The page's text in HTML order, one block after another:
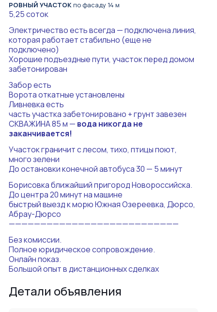
РОВНЫЙ УЧАСТОК по фасаду 14 м
5,25 соток
Электричество есть всегда — подключена линия,
которая работает стабильно (еще не
подключено)
Хорошие подъездные пути, участок перед домом
забетонирован
Забор есть
Ворота откатные установлены
Ливневка есть
часть участка забетонировано + грунт завезен
СКВАЖИНА 85 м — вода никогда не
заканчивается!
Участок граничит с лесом, тихо, птицы поют,
много зелени
До остановки конечной автобуса 30 — 5 минут
Борисовка ближайший пригород Новороссийска.
До центра 20 минут на машине
быстрый выезд к морю Южная Озереевка, Дюрсо,
Абрау-Дюрсо
———————————————————————————
Без комиссии.
Полное юридическое сопровождение.
Онлайн показ.
Большой опыт в дистанционных сделках
Детали объявления